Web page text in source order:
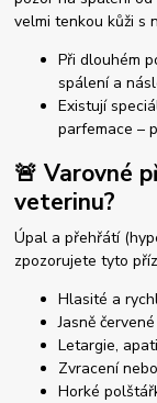
velmi tenkou kůži s
Při dlouhém
spálení a
Existují
parfemace –
🚨 Varovné
veterinu?
Úpal a přehřátí
zpozorujete tyto
Hlasité a
Jasně
Letargie,
Zvracení
Horké